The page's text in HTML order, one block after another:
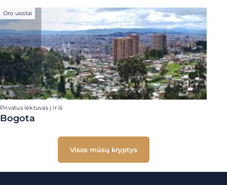
Oro uostai
Privatus lėktuvas į ir iš
Bogota
Visos mūsų kryptys